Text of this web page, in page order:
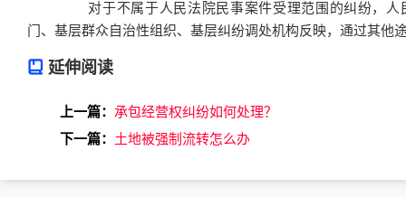
对于不属于人民法院民事案件受理范围的纠纷，人
门、基层群众自治性组织、基层纠纷调处机构反映，通过其他
延伸阅读
上一篇： 承包经营权纠纷如何处理？
下一篇： 土地被强制流转怎么办